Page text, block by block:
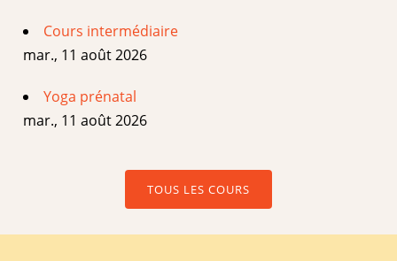
Cours intermédiaire
mar., 11 août 2026
Yoga prénatal
mar., 11 août 2026
TOUS LES COURS